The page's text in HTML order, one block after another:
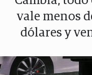
vale menos
dólares y